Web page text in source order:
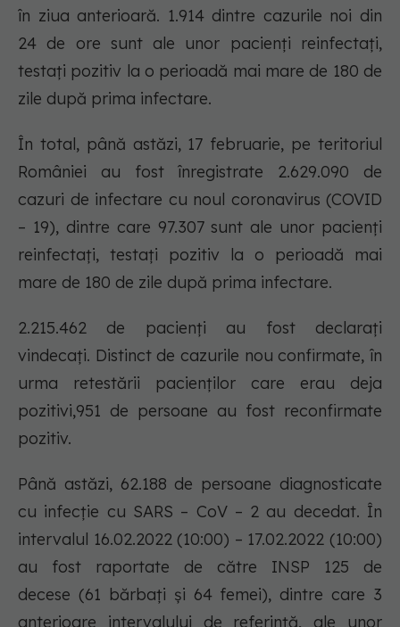
în ziua anterioară. 1.914 dintre cazurile noi din
24 de ore sunt ale unor pacienți reinfectați,
testați pozitiv la o perioadă mai mare de 180 de
zile după prima infectare.
În total, până astăzi, 17 februarie, pe teritoriul
României au fost înregistrate 2.629.090 de
cazuri de infectare cu noul coronavirus (COVID
– 19), dintre care 97.307 sunt ale unor pacienți
reinfectați, testați pozitiv la o perioadă mai
mare de 180 de zile după prima infectare.
2.215.462 de pacienți au fost declarați
vindecați. Distinct de cazurile nou confirmate, în
urma retestării pacienților care erau deja
pozitivi,951 de persoane au fost reconfirmate
pozitiv.
Până astăzi, 62.188 de persoane diagnosticate
cu infecție cu SARS – CoV – 2 au decedat. În
intervalul 16.02.2022 (10:00) – 17.02.2022 (10:00)
au fost raportate de către INSP 125 de
decese (61 bărbați și 64 femei), dintre care 3
anterioare intervalului de referință, ale unor